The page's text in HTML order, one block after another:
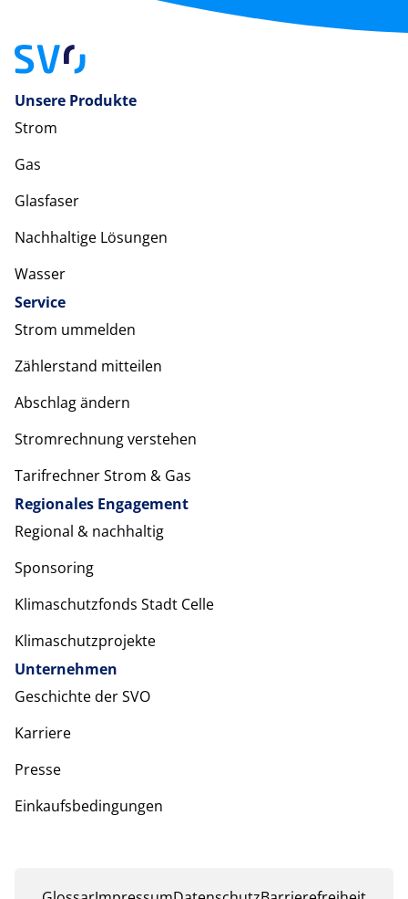
Unsere Produkte
Strom
Gas
Glasfaser
Nachhaltige Lösungen
Wasser
Service
Strom ummelden
Zählerstand mitteilen
Abschlag ändern
Stromrechnung verstehen
Tarifrechner Strom & Gas
Regionales Engagement
Regional & nachhaltig
Sponsoring
Klimaschutzfonds Stadt Celle
Klimaschutzprojekte
Unternehmen
Geschichte der SVO
Karriere
Presse
Einkaufsbedingungen